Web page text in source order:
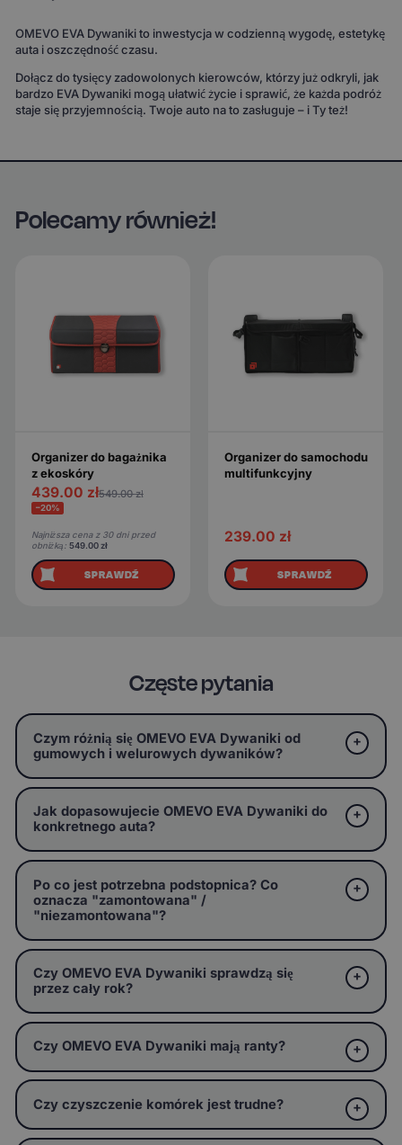
OMEVO EVA Dywaniki to inwestycja w codzienną wygodę, estetykę
auta i oszczędność czasu.
Dołącz do tysięcy zadowolonych kierowców, którzy już odkryli, jak
bardzo EVA Dywaniki mogą ułatwić życie i sprawić, że każda podróż
staje się przyjemnością. Twoje auto na to zasługuje – i Ty też!
Polecamy również!
Organizer do bagażnika
z ekoskóry
439.00 zł549.00zł
−20%
Najniższa cena z 30 dni przed
obniżką: 549.00zł
SPRAWDŹ
Organizer do samochodu
multifunkcyjny
239.00 zł
SPRAWDŹ
Częste pytania
Czym różnią się OMEVO EVA Dywaniki od
gumowych i welurowych dywaników?
Jak dopasowujecie OMEVO EVA Dywaniki do
konkretnego auta?
Po co jest potrzebna podstopnica? Co
oznacza "zamontowana" /
"niezamontowana"?
Czy OMEVO EVA Dywaniki sprawdzą się
przez cały rok?
Czy OMEVO EVA Dywaniki mają ranty?
Czy czyszczenie komórek jest trudne?